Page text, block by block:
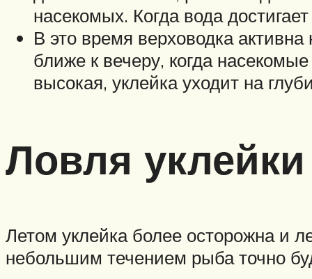
насекомых. Когда вода
В это время верховодка
ближе к вечеру, когда
высокая, уклейка уходит на
Ловля
Летом уклейка более осторожна и
небольшим течением рыба точно